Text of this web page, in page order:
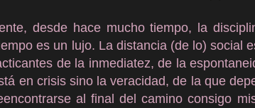
desde hace mucho tiempo, la
es un lujo. La distancia (de lo) social
de la inmediatez, de la
en crisis sino la veracidad, de la que
al final del camino consigo